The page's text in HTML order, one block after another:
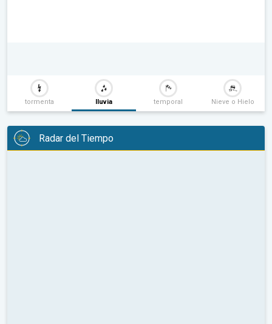
tormenta lluvia temporal Nieve o Hielo
Radar del Tiempo